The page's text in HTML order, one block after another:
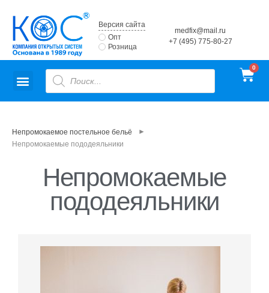
Версия сайта
Опт
Розница
medfix@mail.ru
+7 (495) 775-80-27
Непромокаемое постельное бельё
►
Непромокаемые пододеяльники
Непромокаемые
пододеяльники